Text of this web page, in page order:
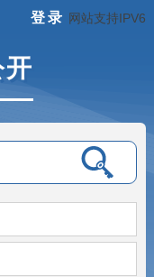
登录 网站支持IPV6